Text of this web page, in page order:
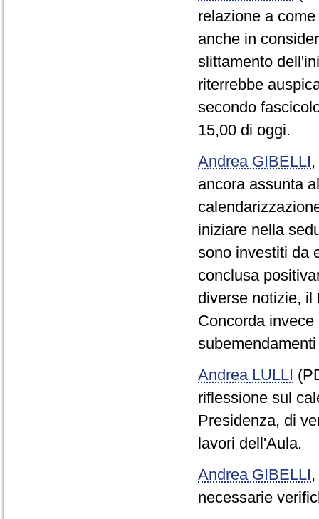
relazione a
anche in
slittamento
riterrebbe
secondo
15,00 di oggi.
Andrea GIBELLI,
ancora assunta
iniziare nella
sono investiti da
conclusa
diverse notizie, il
Concorda
Andrea LULLI
riflessione sul
Presidenza, di
lavori dell'Aula.
Andrea GIBELLI,
necessarie